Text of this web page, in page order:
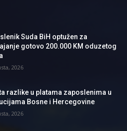
Suda BiH optužen za
gotovo 200.000 KM oduzetog
2026
razlike u platama zaposlenima u
Bosne i Hercegovine
2026